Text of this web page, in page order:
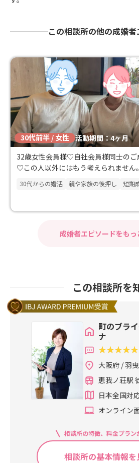
この相談所の他の成婚
30代前半 / 女性 活動期間：4ヶ月
32歳女性会員様♡自社会員様同士のご
♡この人以外にはもう考えられません。
30代からの婚活 親や家族の後押し 短期
成婚者エピソードをもっ
この相談所を
町のブラ
ナ
大阪府 / 羽
恵我ノ荘駅
日本全国対
オンライン
相談所の特徴、料金プラン
相談所の基本情報を